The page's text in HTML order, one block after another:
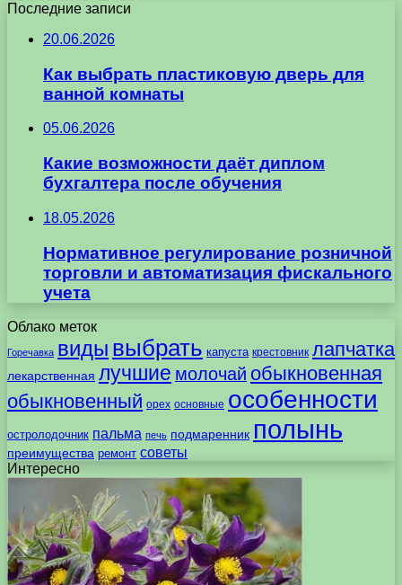
Последние записи
20.06.2026
Как выбрать пластиковую дверь для
ванной комнаты
05.06.2026
Какие возможности даёт диплом
бухгалтера после обучения
18.05.2026
Нормативное регулирование розничной
торговли и автоматизация фискального
учета
Облако меток
Горечавка виды выбрать капуста крестовник лапчатка
лекарственная лучшие молочай обыкновенная
обыкновенный орех основные особенности
остролодочник пальма печь подмаренник полынь
преимущества ремонт советы
Интересно